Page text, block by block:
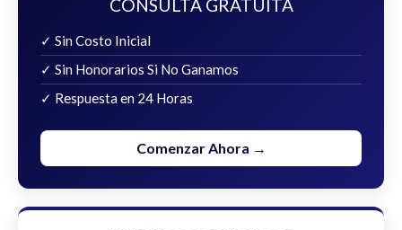
CONSULTA GRATUITA
✓ Sin Costo Inicial
✓ Sin Honorarios Si No Ganamos
✓ Respuesta en 24 Horas
Comenzar Ahora →